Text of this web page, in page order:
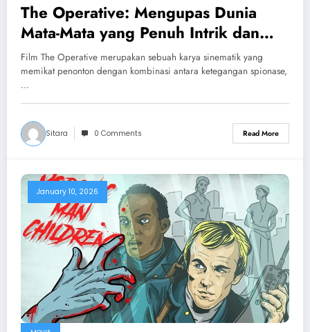
The Operative: Mengupas Dunia
Mata-Mata yang Penuh Intrik dan
Ketegangan
Film The Operative merupakan sebuah karya sinematik yang
memikat penonton dengan kombinasi antara ketegangan spionase,
…
Sitara 0 Comments Read More
January 10, 2026